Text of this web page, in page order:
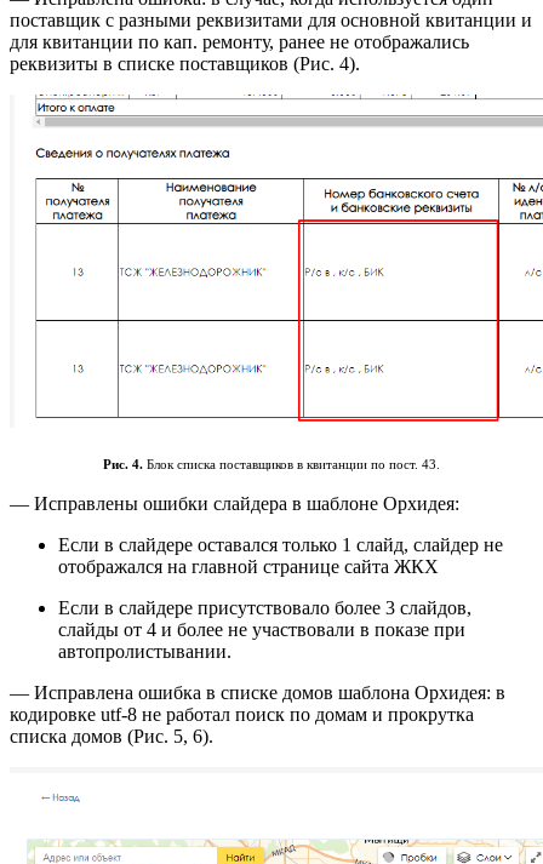
поставщик с разными реквизитами для основной квитанции и
для квитанции по кап. ремонту, ранее не отображались
реквизиты в списке поставщиков (Рис. 4).
Рис. 4. Блок списка поставщиков в квитанции по пост. 43.
— Исправлены ошибки слайдера в шаблоне Орхидея:
Если в слайдере оставался только 1 слайд, слайдер не
отображался на главной странице сайта ЖКХ
Если в слайдере присутствовало более 3 слайдов,
слайды от 4 и более не участвовали в показе при
автопролистывании.
— Исправлена ошибка в списке домов шаблона Орхидея: в
кодировке utf-8 не работал поиск по домам и прокрутка
списка домов (Рис. 5, 6).